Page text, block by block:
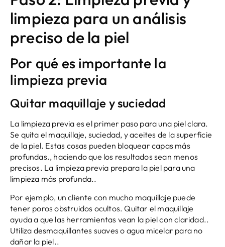
limpieza para un análisis
preciso de la piel
Por qué es importante la
limpieza previa
Quitar maquillaje y suciedad
La limpieza previa es el primer paso para una piel clara.
Se quita el maquillaje, suciedad, y aceites de la superficie
de la piel. Estas cosas pueden bloquear capas más
profundas., haciendo que los resultados sean menos
precisos. La limpieza previa prepara la piel para una
limpieza más profunda..
Por ejemplo, un cliente con mucho maquillaje puede
tener poros obstruidos ocultos. Quitar el maquillaje
ayuda a que las herramientas vean la piel con claridad..
Utiliza desmaquillantes suaves o agua micelar para no
dañar la piel..